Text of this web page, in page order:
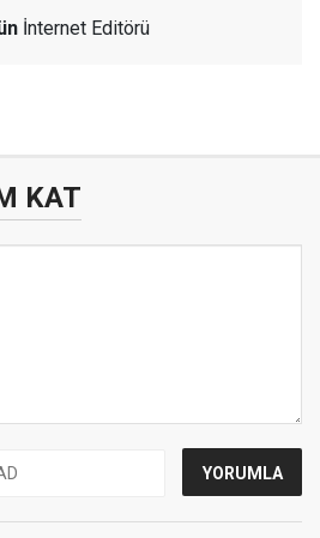
İnternet Editörü
KAT